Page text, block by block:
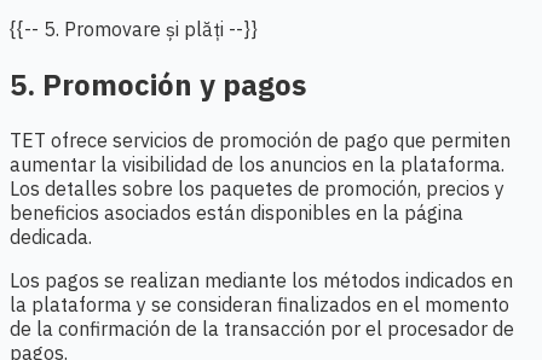
{{-- 5. Promovare și plăți --}}
5. Promoción y pagos
TET ofrece servicios de promoción de pago que permiten
aumentar la visibilidad de los anuncios en la plataforma.
Los detalles sobre los paquetes de promoción, precios y
beneficios asociados están disponibles en la página
dedicada.
Los pagos se realizan mediante los métodos indicados en
la plataforma y se consideran finalizados en el momento
de la confirmación de la transacción por el procesador de
pagos.